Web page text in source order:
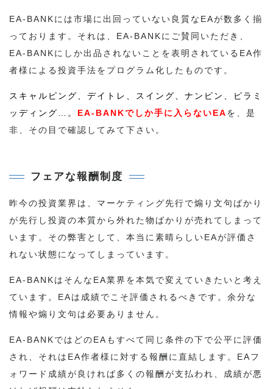
EA-BANKには市場に出回っていない良質なEAが数多く揃
っております。それは、EA-BANKにご賛同いただき、
EA-BANKにしか出品されないことを表明されているEA作
者様による投資手法をプログラム化したものです。
スキャルピング、デイトレ、スイング、ナンピン、ピラミ
ッディング…。 EA-BANKでしか手に入らないEAを、是
非、その目で確認してみて下さい。
フェアな報酬制度
昨今の投資業界は、マーケティング先行で煽り文句ばかり
が先行し投資の本質から外れた物ばかりが売れてしまって
います。その弊害として、本当に素晴らしいEAが評価さ
れない状態になってしまっています。
EA-BANKはそんなEA業界を本気で変えていきたいと考え
ています。EAは成績でこそ評価されるべきです。余分な
情報や煽り文句は必要ありません。
EA-BANKではどのEAもすべて同じ条件の下で公平に評価
され、それはEA作者様に対する報酬に直結します。EAフ
ォワード成績が良ければ多くの報酬が支払われ、成績が悪